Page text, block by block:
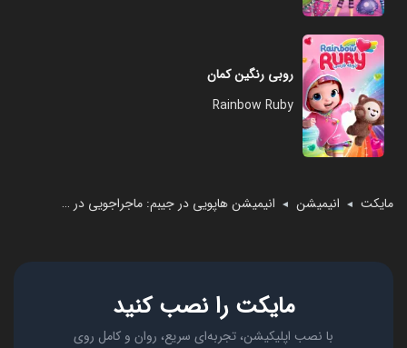
روبی رنگین کمان
Rainbow Ruby
مایکت ◄ انیمیشن ◄ انیمیشن هاپویی در جیبم: ماجراجویی در پاکتویل
مایکت را نصب کنید
با نصب اپلیکیشن، تجربه‌ای سریع، روان و کامل روی